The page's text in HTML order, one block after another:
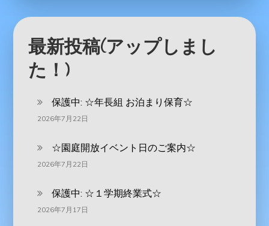
最新投稿(アップしまし
た！)
保護中: ‪☆年長組 お泊まり保育☆
2026年7月22日
☆園庭開放イベント日のご案内☆
2026年7月22日
保護中: ☆１学期終業式☆
2026年7月17日